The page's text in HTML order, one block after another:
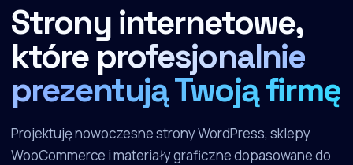
Strony internetowe,
które profesjonalnie
prezentują Twoją firmę
Projektuję nowoczesne strony WordPress, sklepy
WooCommerce i materiały graficzne dopasowane do